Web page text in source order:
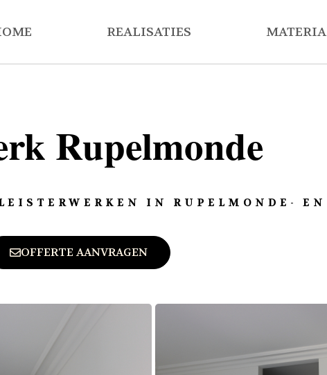
REALISATIES
Rupelmonde
IN RUPELMONDE-
OFFERTE AANVRAGEN